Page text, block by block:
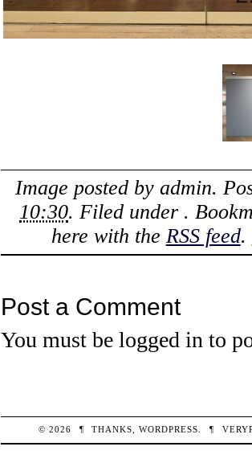
Image posted byadmin.
10:30. Filed under .
here with the RSS feed.
Post a Comment
You must be logged in to
© 2026 ¶ THANKS,WORDPRESS ¶